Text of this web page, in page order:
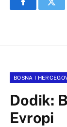
Facebook
BOSNA I
Dodik:
Evropi